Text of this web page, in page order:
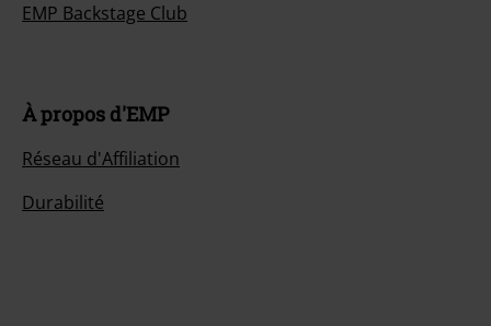
EMP Backstage Club
À propos d'EMP
Réseau d'Affiliation
Durabilité